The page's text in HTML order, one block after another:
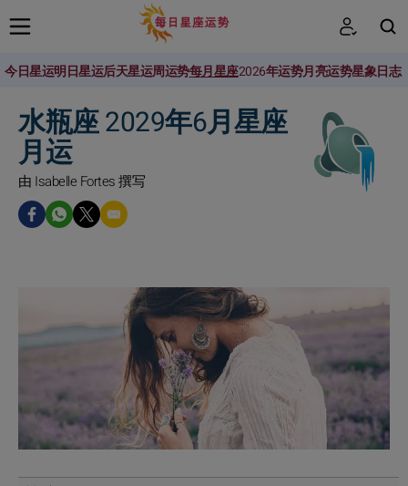
今日星运明日星运后天星运周运势每月星座2026年运势月亮运势星象日志
水瓶座 2029年6月星座
月运
由 Isabelle Fortes 撰写